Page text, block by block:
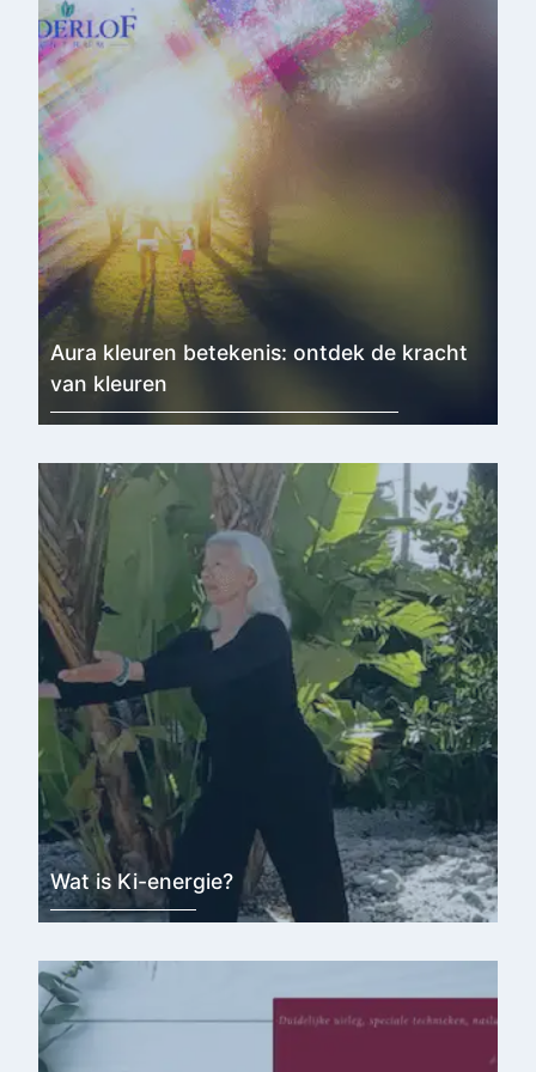
exclusief alleen voor gecertificeerde leraren
/ trainers.
De Shin-Do Masters die les geven in Shin-
Do of Shin-Do gebruiken in hun praktijk zijn
opgeleid door- of met toestemming van het
Nederlof centrum, en hebben toestemming
les te geven en de naam te gebruiken. Daar
zijn geen uitzonderingen op. De naam Shin-
Do is beschermd en alleen de door Nederlof
Centrum getrainde leraren / coaches mogen
deze naam gebruiken.
Na certificering kun je ervoor kiezen om
vermeld te worden in het register op de
Aura kleuren betekenis: ontdek de kracht
van kleuren
Wat is Ki-energie?